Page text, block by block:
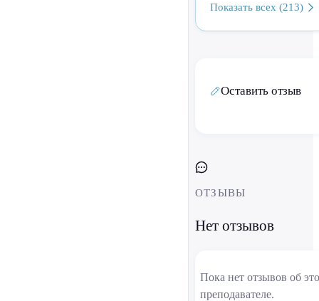
Показать всех (213)
Оставить отзыв
ОТЗЫВЫ
Нет отзывов
Пока нет отзывов об
преподавателе.